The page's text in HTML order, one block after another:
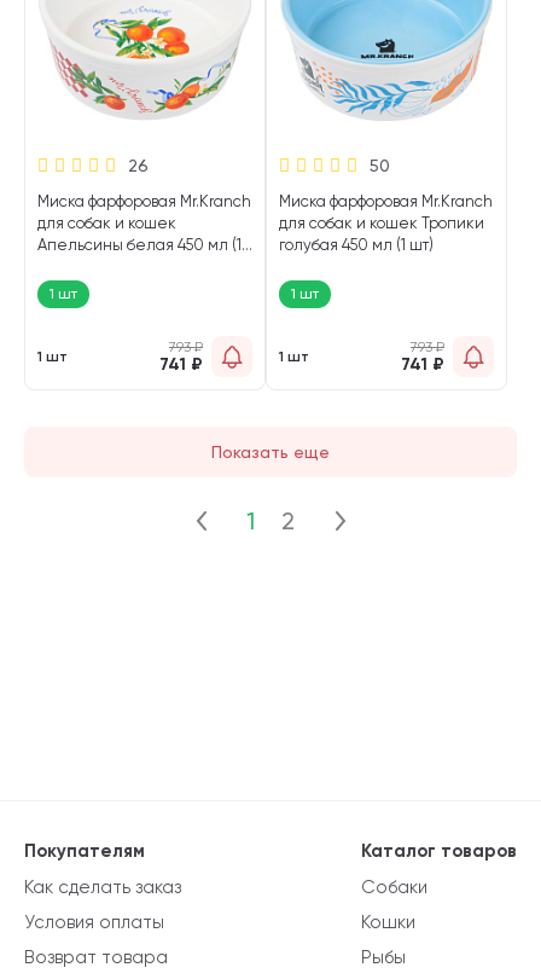
26
Миска фарфоровая Mr.Kranch
для собак и кошек
Апельсины белая 450 мл (1
1 шт
1 шт
793₽
741 ₽
50
Миска фарфоровая Mr.Kranch
для собак и кошек Тропики
голубая 450 мл (1 шт)
1 шт
1 шт
793₽
741 ₽
Показать еще
1 2
Каталог товаров
Собаки
Кошки
Рыбы
Покупателям
Как сделать заказ
Условия оплаты
Возврат товара